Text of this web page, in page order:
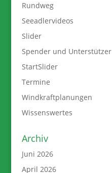
Rundweg
Seeadlervideos
Slider
Spender und Unterstützer
StartSlider
Termine
Windkraftplanungen
Wissenswertes
Archiv
Juni 2026
April 2026